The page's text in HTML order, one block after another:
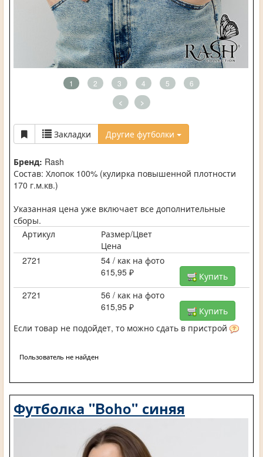
1 2 3 4 5 6
< >
Закладки Другие футболки
Бренд: Rash
Состав: Хлопок 100% (кулирка повышенной плотности
170 г.м.кв.)
Указанная цена уже включает все дополнительные
сборы.
Артикул
Размер/Цвет
Цена
2721
54 / как на фото
615,95 ₽
Купить
2721
56 / как на фото
615,95 ₽
Купить
Если товар не подойдет, то можно сдать в пристрой
Пользователь не найден
Футболка "Boho" синяя